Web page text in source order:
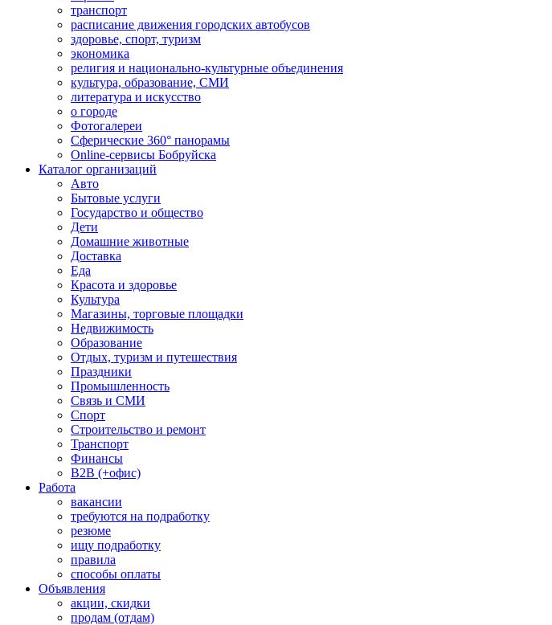
транспорт
расписание движения городских автобусов
здоровье, спорт, туризм
экономика
религия и национально-культурные объединения
культура, образование, СМИ
литература и искусство
о городе
Фотогалереи
Сферические 360° панорамы
Online-сервисы Бобруйска
Каталог организаций
Авто
Бытовые услуги
Государство и общество
Дети
Домашние животные
Доставка
Еда
Красота и здоровье
Культура
Магазины, торговые площадки
Недвижимость
Образование
Отдых, туризм и путешествия
Праздники
Промышленность
Связь и СМИ
Спорт
Строительство и ремонт
Транспорт
Финансы
B2B (+офис)
Работа
вакансии
требуются на подработку
резюме
ищу подработку
правила
способы оплаты
Объявления
акции, скидки
продам (отдам)